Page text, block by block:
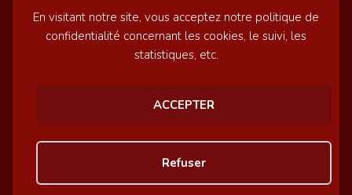
En visitant notre site, vous acceptez notre politique de
confidentialité concernant les cookies, le suivi, les
statistiques, etc.
ACCEPTER
Refuser
Recrutement
Mentions légales
© GazetteSports - 2026 | Site internet réalisé par
Awelty